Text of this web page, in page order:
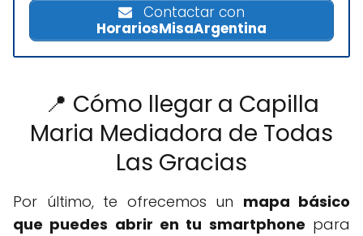
Contactar con
HorariosMisaArgentina
📍 Cómo llegar a Capilla
Maria Mediadora de Todas
Las Gracias
Por último, te ofrecemos un mapa básico
que puedes abrir en tu smartphone para